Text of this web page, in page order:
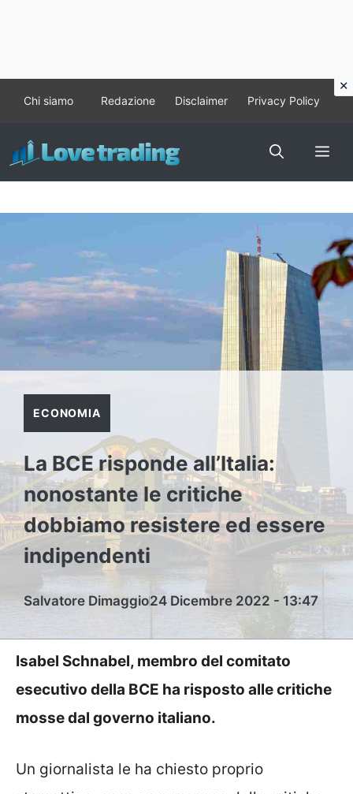
contenuto
Chi siamo Redazione Disclaimer Privacy Policy
ECONOMIA
La BCE risponde all’Italia:
nonostante le critiche
dobbiamo resistere ed essere
indipendenti
Salvatore Dimaggio24 Dicembre 2022 - 13:47
Isabel Schnabel, membro del comitato
esecutivo della BCE ha risposto alle critiche
mosse dal governo italiano.
Un giornalista le ha chiesto proprio